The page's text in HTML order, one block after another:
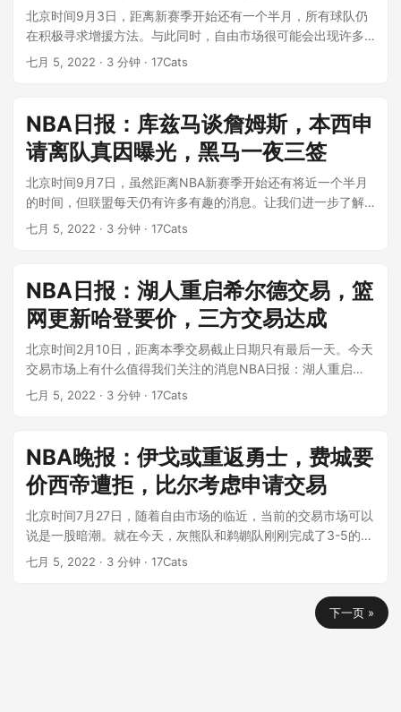
北京时间9月3日，距离新赛季开始还有一个半月，所有球队仍
在积极寻求增援方法。与此同时，自由市场很可能会出现许多
遗迹NBA日报：全明星控卫或被...
七月 5, 2022 · 3 分钟 · 17Cats
NBA日报：库兹马谈詹姆斯，本西申
请离队真因曝光，黑马一夜三签
北京时间9月7日，虽然距离NBA新赛季开始还有将近一个半月
的时间，但联盟每天仍有许多有趣的消息。让我们进一步了解
它 NBA日报：库兹马谈詹姆斯...
七月 5, 2022 · 3 分钟 · 17Cats
NBA日报：湖人重启希尔德交易，篮
网更新哈登要价，三方交易达成
北京时间2月10日，距离本季交易截止日期只有最后一天。今天
交易市场上有什么值得我们关注的消息NBA日报：湖人重启希
尔德交易，篮网更新哈登要价...
七月 5, 2022 · 3 分钟 · 17Cats
NBA晚报：伊戈或重返勇士，费城要
价西帝遭拒，比尔考虑申请交易
北京时间7月27日，随着自由市场的临近，当前的交易市场可以
说是一股暗潮。就在今天，灰熊队和鹈鹕队刚刚完成了3-5的重
大交易，但这只是一个开始...
七月 5, 2022 · 3 分钟 · 17Cats
下一页 »